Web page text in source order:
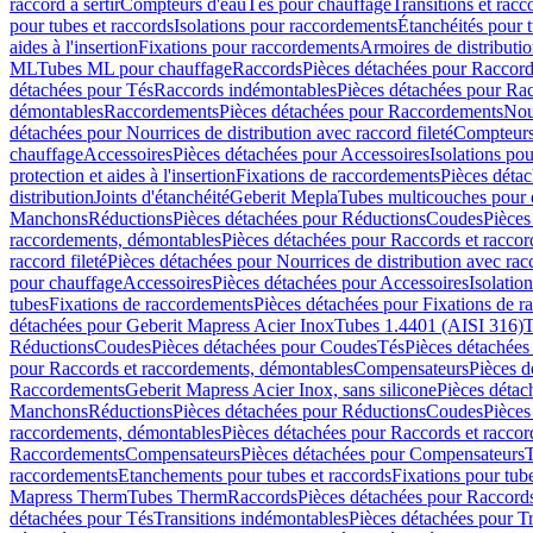
raccord à sertirCompteurs d'eau Tés pour chauffage Transitions et
pour tubes et raccordsIsolations pour raccordementsÉtanchéités pour
aides à l'insertionFixations pour raccordementsArmoires de
MLTubes ML pour chauffageRaccordsPièces détachées pour
détachées pour TésRaccords indémontablesPièces détachées pour
démontablesRaccordementsPièces détachées pour Raccordements
détachées pour Nourrices de distribution avec raccord fileté
chauffageAccessoiresPièces détachées pour AccessoiresIsolations
protection et aides à l'insertionFixations de raccordementsPièces
distributionJoints d'étanchéitéGeberit MeplaTubes multicouches pour
ManchonsRéductionsPièces détachées pour RéductionsCoudes
raccordements, démontablesPièces détachées pour Raccords et
raccord filetéPièces détachées pour Nourrices de distribution avec
pour chauffageAccessoiresPièces détachées pour Accessoires
tubesFixations de raccordementsPièces détachées pour Fixations de
détachées pour Geberit Mapress Acier InoxTubes 1.4401 (AISI 316)
RéductionsCoudesPièces détachées pour CoudesTésPièces
pour Raccords et raccordements, démontablesCompensateursPièces
RaccordementsGeberit Mapress Acier Inox, sans siliconePièces
ManchonsRéductionsPièces détachées pour RéductionsCoudes
raccordements, démontablesPièces détachées pour Raccords et
RaccordementsCompensateursPièces détachées pour Compensateurs
raccordementsEtanchements pour tubes et raccordsFixations pour
Mapress ThermTubes ThermRaccordsPièces détachées pour
détachées pour TésTransitions indémontablesPièces détachées pour